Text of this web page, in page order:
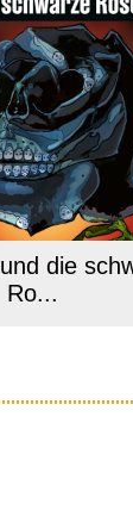
die
Ro...